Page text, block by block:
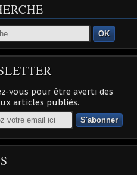
OK
vous pour être averti des
articles publiés.